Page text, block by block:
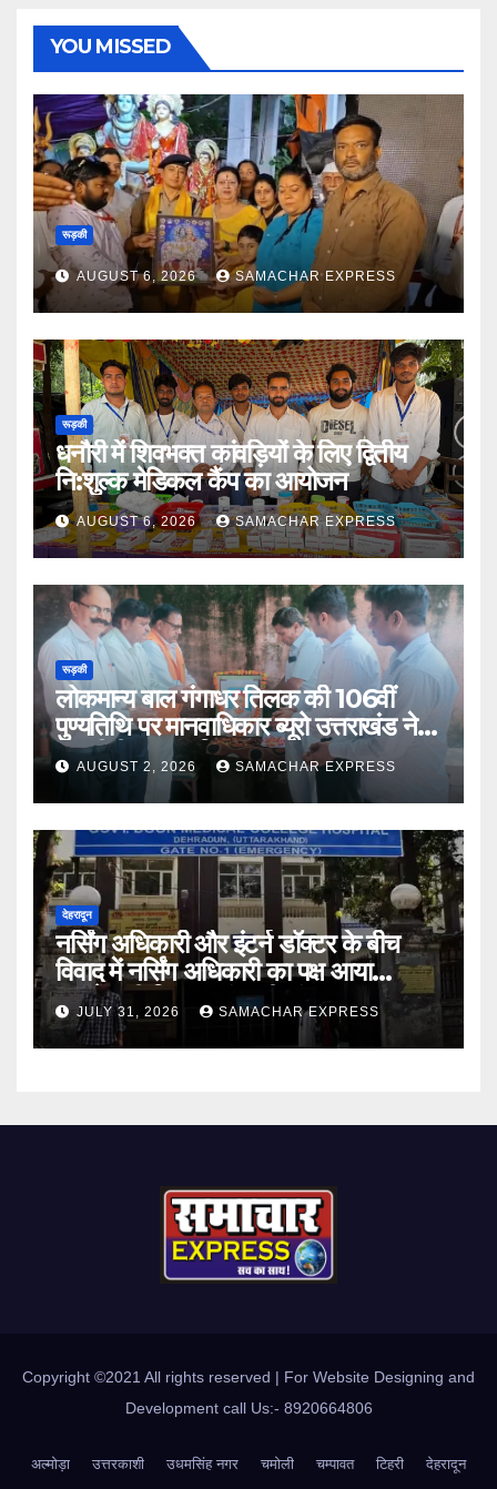
YOU MISSED
रूड़की
AUGUST 6, 2026 SAMACHAR EXPRESS
रूड़की
धनौरी में शिवभक्त कांवड़ियों के लिए द्वितीय
नि:शुल्क मेडिकल कैंप का आयोजन
AUGUST 6, 2026 SAMACHAR EXPRESS
रूड़की
लोकमान्य बाल गंगाधर तिलक की 106वीं
पुण्यतिथि पर मानवाधिकार ब्यूरो उत्तराखंड ने दी
भावभीनी श्रद्धांजलि
AUGUST 2, 2026 SAMACHAR EXPRESS
देहरादून
नर्सिंग अधिकारी और इंटर्न डॉक्टर के बीच
विवाद में नर्सिंग अधिकारी का पक्ष आया
सामने,करी निष्पक्ष जांच की मांग
JULY 31, 2026 SAMACHAR EXPRESS
Copyright ©2021 All rights reserved | For Website Designing and
Development call Us:- 8920664806
अल्मोड़ा उत्तरकाशी उधमसिंह नगर चमोली चम्पावत टिहरी देहरादून